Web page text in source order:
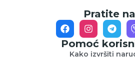
Pratite
Pomoć
Kako izvršiti